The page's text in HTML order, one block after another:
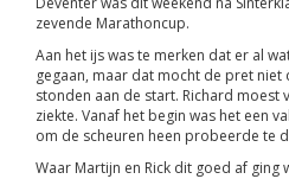
zevende Marathoncup.
Aan het ijs was te merken dat er al
gegaan, maar dat mocht de pret niet
stonden aan de start. Richard moest
ziekte. Vanaf het begin was het een
om de scheuren heen probeerde te
Waar Martijn en Rick dit goed af ging